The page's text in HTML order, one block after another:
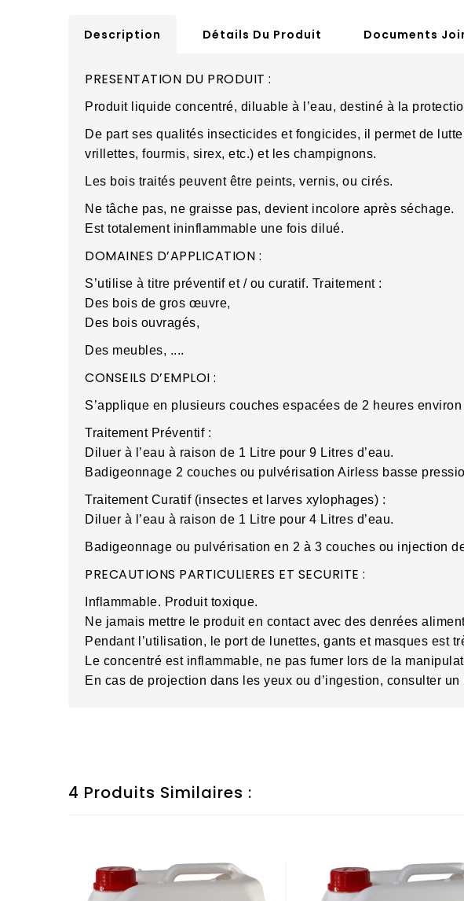
Description Détails Du Produit Documents
PRESENTATION DU PRODUIT :
Produit liquide concentré, diluable à l’eau, destiné à la
De part ses qualités insecticides et fongicides, il permet de
vrillettes, fourmis, sirex, etc.) et les champignons.
Les bois traités peuvent être peints, vernis, ou cirés.
Ne tâche pas, ne graisse pas, devient incolore après séchage.
Est totalement ininflammable une fois dilué.
DOMAINES D’APPLICATION :
S’utilise à titre préventif et / ou curatif. Traitement :
Des bois de gros œuvre,
Des bois ouvragés,
Des meubles, ....
CONSEILS D’EMPLOI :
S’applique en plusieurs couches espacées de 2 heures
Traitement Préventif :
Diluer à l’eau à raison de 1 Litre pour 9 Litres d’eau.
Badigeonnage 2 couches ou pulvérisation Airless basse
Traitement Curatif (insectes et larves xylophages) :
Diluer à l’eau à raison de 1 Litre pour 4 Litres d’eau.
Badigeonnage ou pulvérisation en 2 à 3 couches ou injection
PRECAUTIONS PARTICULIERES ET SECURITE :
Inflammable. Produit toxique.
Ne jamais mettre le produit en contact avec des denrées
Pendant l’utilisation, le port de lunettes, gants et masques est
Le concentré est inflammable, ne pas fumer lors de la
En cas de projection dans les yeux ou d’ingestion, consulter un
4 Produits Similaires :